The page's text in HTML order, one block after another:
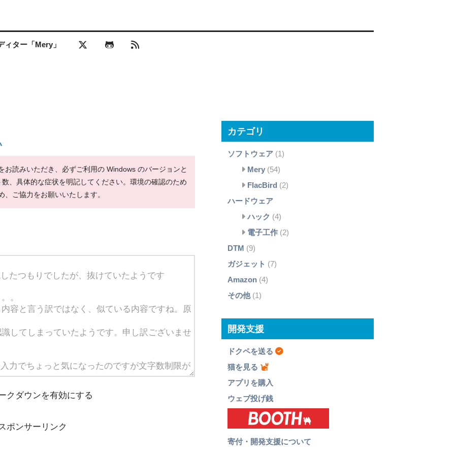
ィター「Mery」
お読みいただき、必ずご利用の Windows のバージョンと
、具体的な症状を明記してください。環境の確認のため
ご協力をお願いいたします。
クダウンを有効にする
ポンサーリンク
カテゴリ
ソフトウェア(1)
Mery (54)
FlacBird (2)
ハードウェア
ハック (4)
電子工作 (2)
DTM (9)
ガジェット (7)
Amazon(4)
その他(1)
開発支援
ドクペを送る
猫を見る
アプリを購入
ウェブ投げ銭
寄付・開発支援について